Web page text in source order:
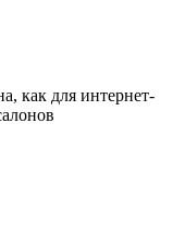
как для интернет-